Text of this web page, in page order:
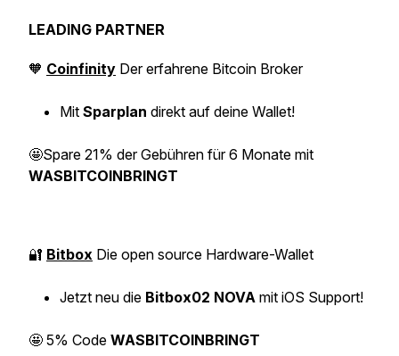
LEADING PARTNER
🧡 Coinfinity Der erfahrene Bitcoin Broker
Mit Sparplan direkt auf deine Wallet!
🤩Spare 21% der Gebühren für 6 Monate mit
WASBITCOINBRINGT
🔐 Bitbox Die open source Hardware-Wallet
Jetzt neu die Bitbox02 NOVA mit iOS Support!
🤩 5% Code WASBITCOINBRINGT